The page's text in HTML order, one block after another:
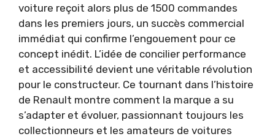
voiture reçoit alors plus de 1500 commandes
dans les premiers jours, un succès commercial
immédiat qui confirme l’engouement pour ce
concept inédit. L’idée de concilier performance
et accessibilité devient une véritable révolution
pour le constructeur. Ce tournant dans l’histoire
de Renault montre comment la marque a su
s’adapter et évoluer, passionnant toujours les
collectionneurs et les amateurs de voitures